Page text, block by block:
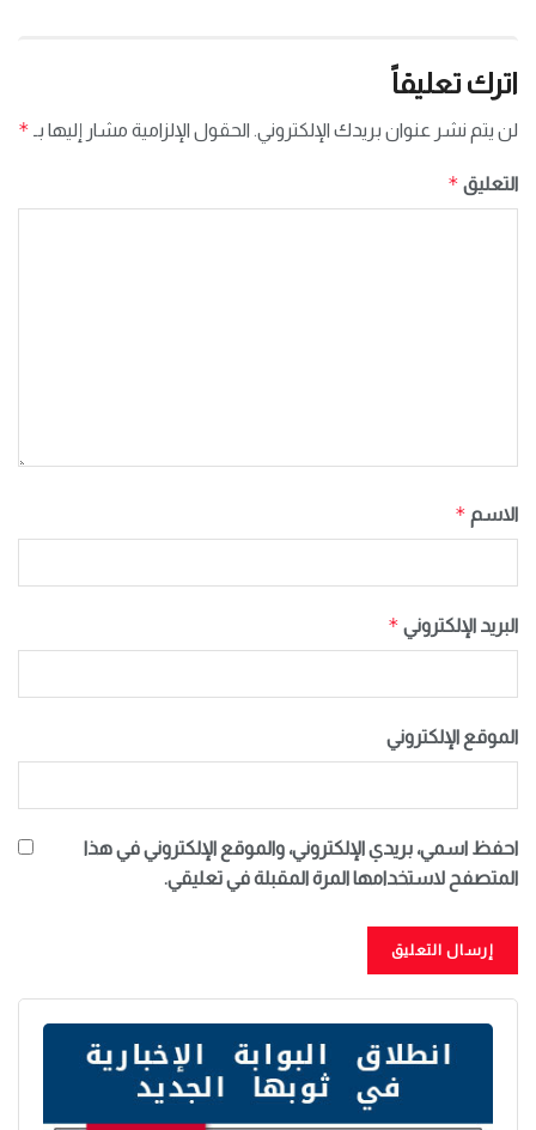
اترك تعليقاً
لن يتم نشر عنوان بريدك الإلكتروني. الحقول الإلزامية مشار إليها بـ *
التعليق *
الاسم *
البريد الإلكتروني *
الموقع الإلكتروني
احفظ اسمي، بريدي الإلكتروني، والموقع الإلكتروني في هذا
المتصفح لاستخدامها المرة المقبلة في تعليقي.